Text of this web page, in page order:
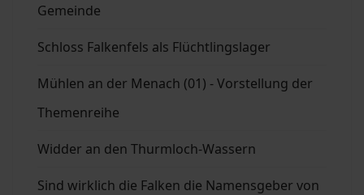
Gemeinde
Schloss Falkenfels als Flüchtlingslager
Mühlen an der Menach (01) - Vorstellung der
Themenreihe
Widder an den Thurmloch-Wassern
Sind wirklich die Falken die Namensgeber von